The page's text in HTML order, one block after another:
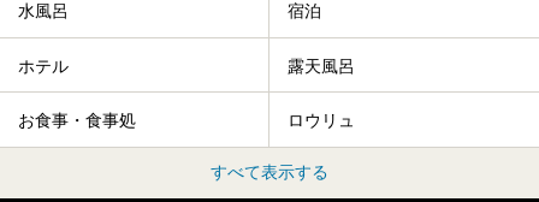
水風呂 宿泊
ホテル 露天風呂
お食事・食事処 ロウリュ
すべて表示する